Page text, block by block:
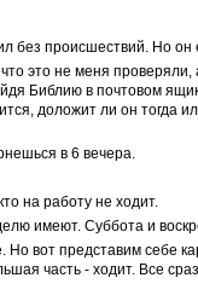
без происшествий. Но он
это не меня
Библию в почтовом
доложит ли он тогда
в 6 вечера.
на работу не ходит.
имеют. Суббота и
вот представим себе
часть - ходит. Все